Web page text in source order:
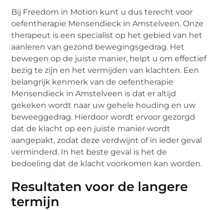
Bij Freedom in Motion kunt u dus terecht voor
oefentherapie Mensendieck in Amstelveen. Onze
therapeut is een specialist op het gebied van het
aanleren van gezond bewegingsgedrag. Het
bewegen op de juiste manier, helpt u om effectief
bezig te zijn en het vermijden van klachten. Een
belangrijk kenmerk van de oefentherapie
Mensendieck in Amstelveen is dat er altijd
gekeken wordt naar uw gehele houding en uw
beweeggedrag. Hierdoor wordt ervoor gezorgd
dat de klacht op een juiste manier wordt
aangepakt, zodat deze verdwijnt of in ieder geval
verminderd. In het beste geval is het de
bedoeling dat de klacht voorkomen kan worden.
Resultaten voor de langere
termijn